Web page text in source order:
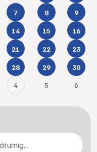
7 8 9
14 15 16
21 22 23
28 29 30
4 5 6